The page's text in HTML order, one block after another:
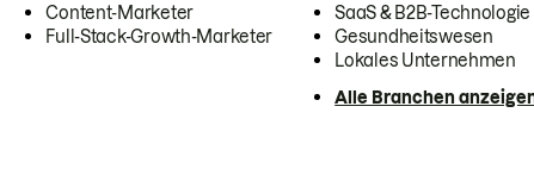
Content-Marketer
Full-Stack-Growth-Marketer
SaaS & B2B-Technologie
Gesundheitswesen
Lokales Unternehmen
Alle Branchen